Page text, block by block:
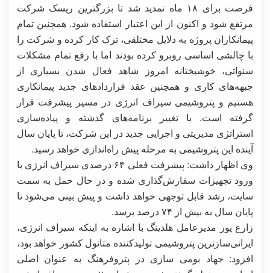
فرصت برای ۱۸ ماه تمدید شد تا بزرگترین ریسک شرکت
مرتفع شود و اکنون از این اعتبار استفاده شود. همچنین تمام
پیمانکاران پروژه به دلایل مختلفی، ترک کار کرده و شرکت را
با چالشی اساسی روبرو کرده بودند اما با رفع تمام مشکلات
سنواتی، خوشبختانه امروز شاهد فعال شدن بسیاری از
جبهه‌های کاری و همچنین عقد قراردادهای جدید پیمانکاری
هستیم و پتروشیمی سیراف انرژی در مسیر پیشرفت قرار
گرفته است. با تغییر برنامه‌های گذشته و پیاده‌سازی
استراتژی مدیریتی و اجرایی جدید در این شرکت، تا پایان سال
آینده این پتروشیمی به مرحله پیش راه‌اندازی خواهد رسید.
وی اظهار داشت: پیشرفت فعلی ۶۴ درصدی سیراف انرژی با
ورود تجهیزات سفارش‌گذاری شده و در حال حمل به سمت
سایت، رشد قابل توجهی خواهد داشت و پیش بینی می‌شود تا
پایان سال به بیش از ۷۴ درصد برسد.
زارع پور مدیرعامل هلدینگ با اشاره به اینکه سیراف انرژی،
ایرانی‌سازترین پتروشیمی تولیدکننده متانول کشور خواهد بود،
افزود: جهاد بومی سازی در پتروفرهنگ به عنوان اصلی